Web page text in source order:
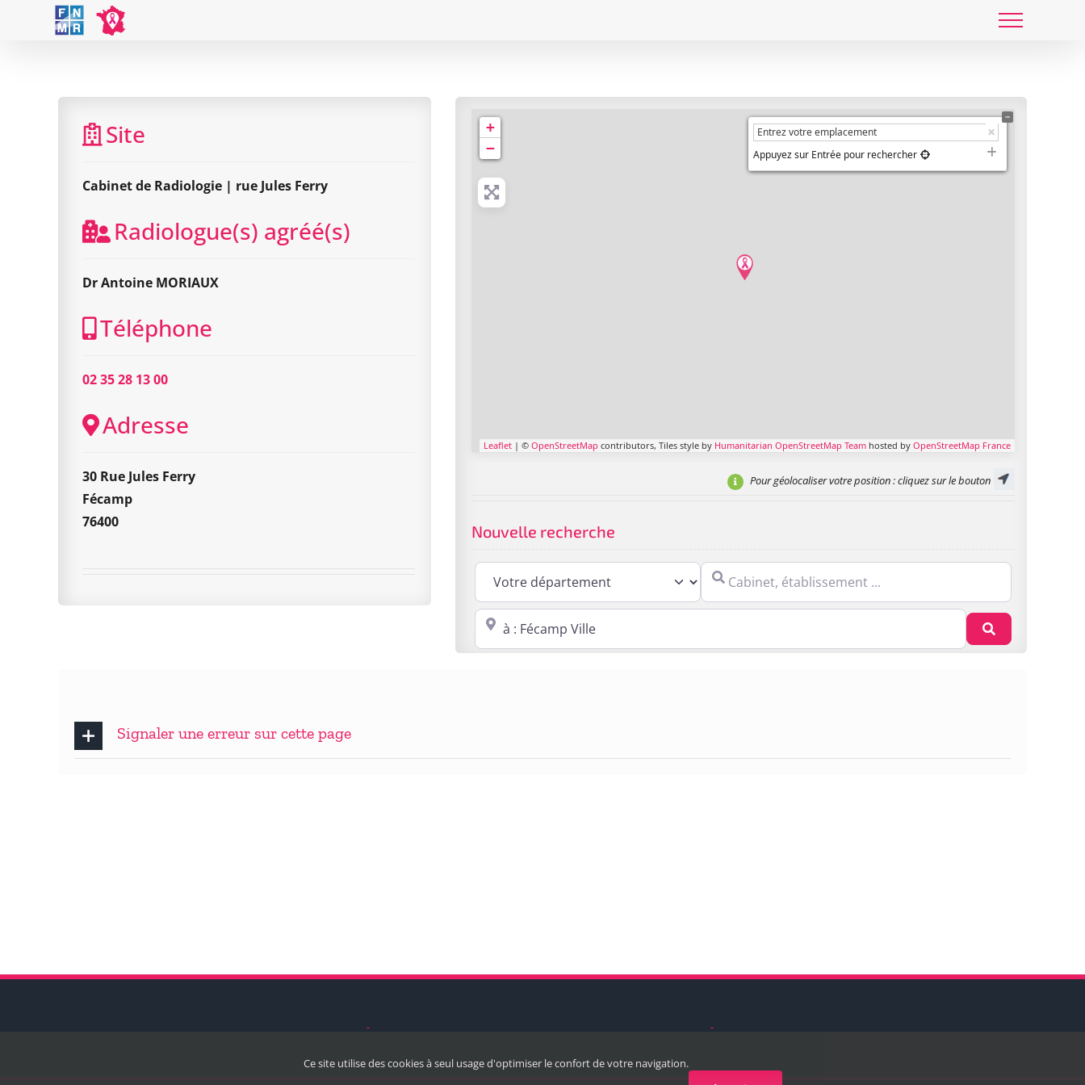
Site
Cabinet de Radiologie | rue Jules Ferry
Radiologue(s) agréé(s)
Dr Antoine MORIAUX
Téléphone
02 35 28 13 00
Adresse
30 Rue Jules Ferry
Fécamp
76400
+
−
Appuyez sur Entrée pour rechercher
Leaflet | © OpenStreetMap contributors, Tiles style by Humanitarian OpenStreetMap Team hosted by OpenStreetMap France
Pour géolocaliser votre position: cliquez sur le bouton
Nouvelle recherche
Cabinet, établissement ...
Proche de : ville, cp, lieu ... Recherche
Signaler une erreur sur cette page
Ce site utilise des cookies à seul usage d'optimiser le confort de votre navigation.